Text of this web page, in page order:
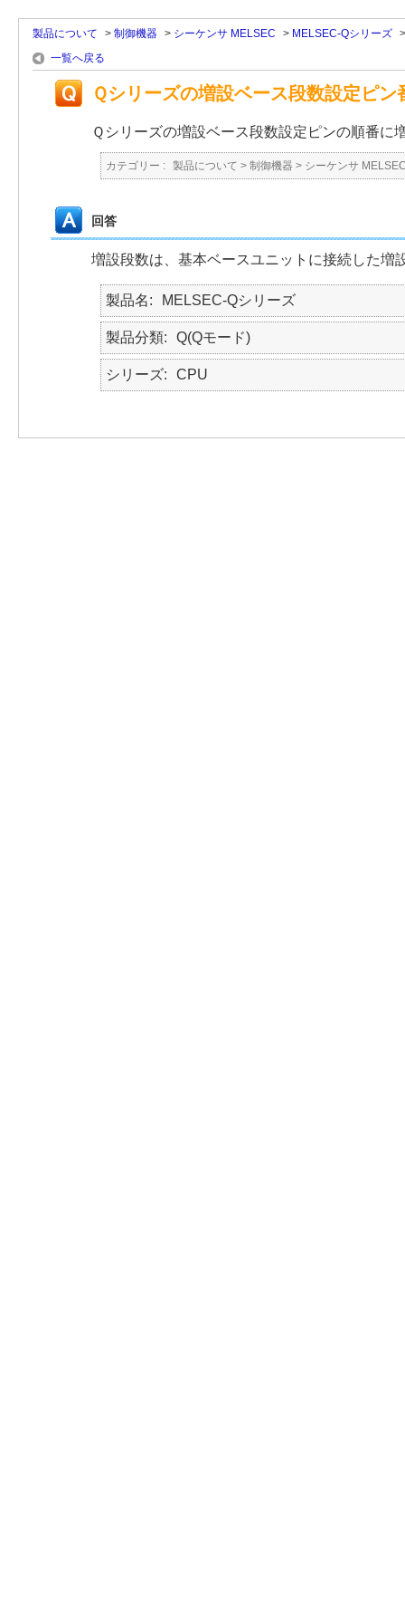
製品について > 制御機器 > シーケンサ MELSEC > MELSEC-Qシリーズ
一覧へ戻る
Ｑシリーズの増設ベース段数設定ピ
Ｑシリーズの増設ベース段数設定ピンの順番
カテゴリー : 製品について > 制御機器 > シーケンサ
回答
増設段数は、基本ベースユニットに接続した増
製品名 MELSEC-Qシリーズ
製品分類 Q(Qモード)
シリーズ CPU